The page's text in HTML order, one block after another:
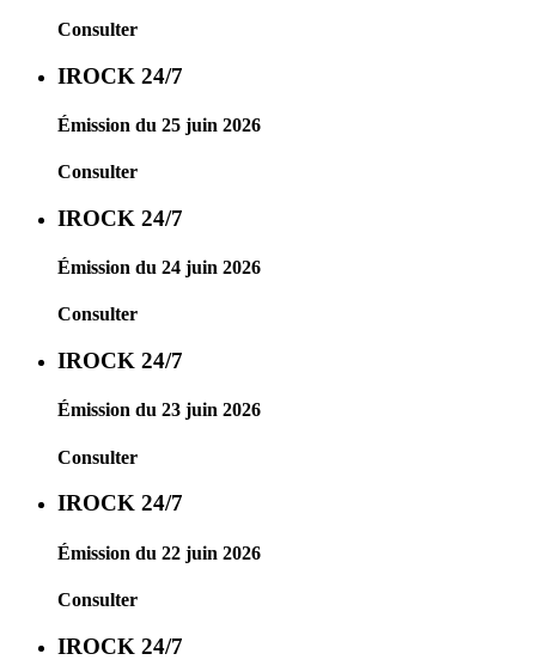
Consulter
IROCK 24/7
Émission du 25 juin 2026
Consulter
IROCK 24/7
Émission du 24 juin 2026
Consulter
IROCK 24/7
Émission du 23 juin 2026
Consulter
IROCK 24/7
Émission du 22 juin 2026
Consulter
IROCK 24/7